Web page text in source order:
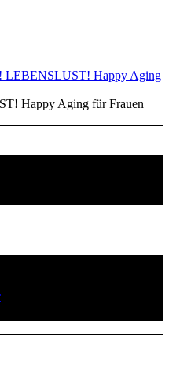
Happy Aging für Frauen